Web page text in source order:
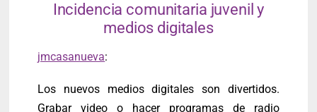
Incidencia comunitaria juvenil y
medios digitales
jmcasanueva:
Los nuevos medios digitales son divertidos.
Grabar video o hacer programas de radio